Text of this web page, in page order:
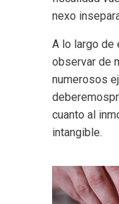
nexo
A lo largo de
observar de
numerosos
cuanto al
intangible.